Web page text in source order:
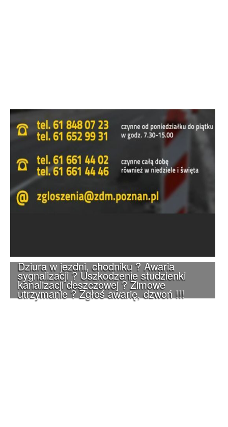
Dziura w jezdni, chodniku ? Awaria
sygnalizacji ? Uszkodzenie studzienki
kanalizacji deszczowej ? Zimowe
utrzymanie ? Zgłoś awarię, dzwoń !!!